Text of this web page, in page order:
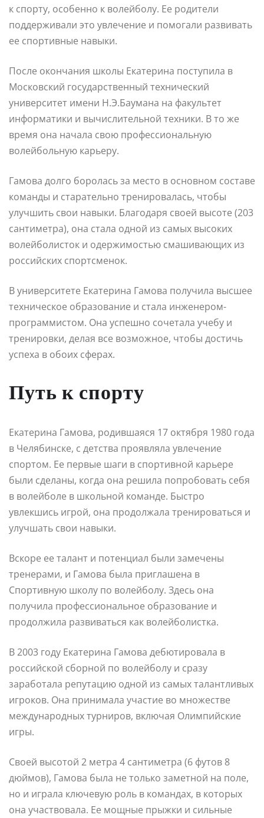
к спорту, особенно к волейболу. Ее родители
поддерживали это увлечение и помогали развивать
ее спортивные навыки.
После окончания школы Екатерина поступила в
Московский государственный технический
университет имени Н.Э.Баумана на факультет
информатики и вычислительной техники. В то же
время она начала свою профессиональную
волейбольную карьеру.
Гамова долго боролась за место в основном составе
команды и старательно тренировалась, чтобы
улучшить свои навыки. Благодаря своей высоте (203
сантиметра), она стала одной из самых высоких
волейболисток и одержимостью смашивающих из
российских спортсменок.
В университете Екатерина Гамова получила высшее
техническое образование и стала инженером-
программистом. Она успешно сочетала учебу и
тренировки, делая все возможное, чтобы достичь
успеха в обоих сферах.
Путь к спорту
Екатерина Гамова, родившаяся 17 октября 1980 года
в Челябинске, с детства проявляла увлечение
спортом. Ее первые шаги в спортивной карьере
были сделаны, когда она решила попробовать себя
в волейболе в школьной команде. Быстро
увлекшись игрой, она продолжала тренироваться и
улучшать свои навыки.
Вскоре ее талант и потенциал были замечены
тренерами, и Гамова была приглашена в
Спортивную школу по волейболу. Здесь она
получила профессиональное образование и
продолжила развиваться как волейболистка.
В 2003 году Екатерина Гамова дебютировала в
российской сборной по волейболу и сразу
заработала репутацию одной из самых талантливых
игроков. Она принимала участие во множестве
международных турниров, включая Олимпийские
игры.
Своей высотой 2 метра 4 сантиметра (6 футов 8
дюймов), Гамова была не только заметной на поле,
но и играла ключевую роль в командах, в которых
она участвовала. Ее мощные прыжки и сильные